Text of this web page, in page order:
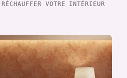
VOTRE INTÉRIEUR